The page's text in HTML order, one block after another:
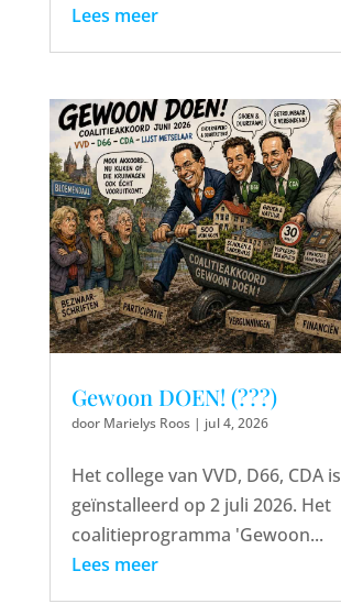
Lees meer
Gewoon DOEN! (???)
door Marielys Roos| jul 4, 2026
Het college van VVD, D66, CDA is
geïnstalleerd op 2 juli 2026. Het
coalitieprogramma 'Gewoon...
Lees meer